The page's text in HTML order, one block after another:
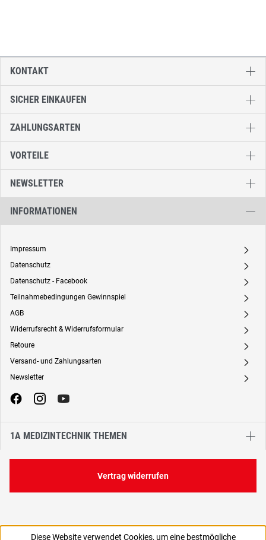
SICHER EINKAUFEN
ZAHLUNGSARTEN
VORTEILE
NEWSLETTER
INFORMATIONEN
Impressum A
Datenschutz A
Datenschutz - Facebook A
Teilnahmebedingungen Gewinnspiel A
AGB A
Widerrufsrecht & Widerrufsformular A
Retoure A
Versand- und Zahlungsarten A
Newsletter A
1A MEDIZINTECHNIK THEMEN
KONTAKT
Vertrag widerrufen
Diese Website verwendet Cookies, um eine bestmögliche